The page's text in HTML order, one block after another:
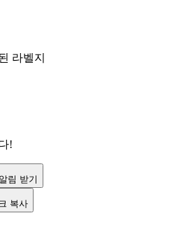
라벨지
!
림 받기
복사